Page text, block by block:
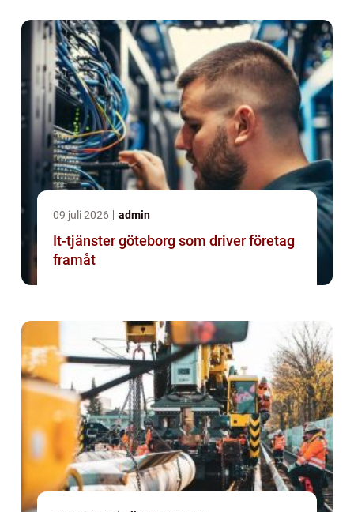
09 juli 2026 admin
It-tjänster göteborg som driver företag
framåt